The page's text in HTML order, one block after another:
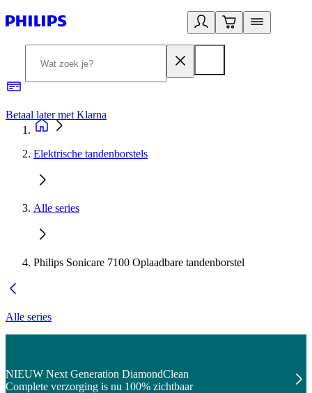
Betaal later met Klarna
Elektrische tandenborstels
Alle series
Philips Sonicare 7100 Oplaadbare tandenborstel
Alle series
NIEUW Next Generation DiamondClean
Complete verzorging is nu 100% zichtbaar